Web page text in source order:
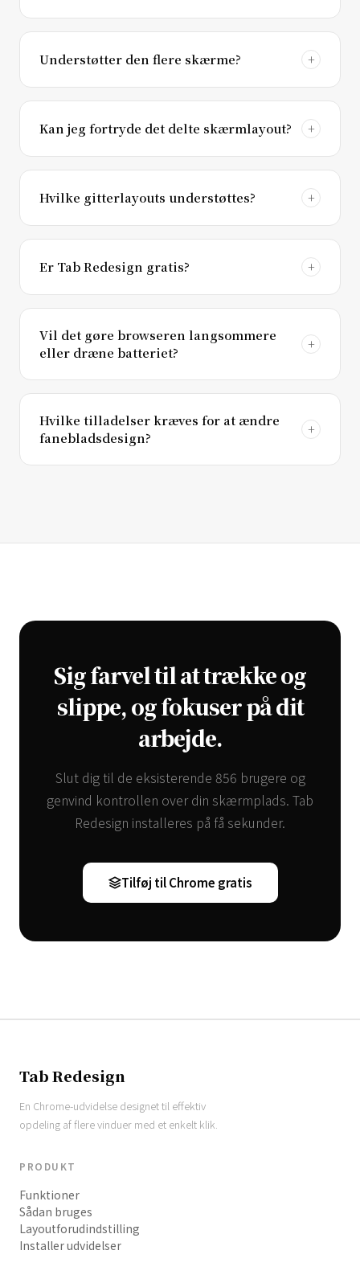
Understøtter den flere skærme?
Kan jeg fortryde det delte skærmlayout?
Hvilke gitterlayouts understøttes?
Er Tab Redesign gratis?
Vil det gøre browseren langsommere
eller dræne batteriet?
Hvilke tilladelser kræves for at ændre
fanebladsdesign?
Sig farvel til at trække og
slippe, og fokuser på dit
arbejde.
Slut dig til de eksisterende 856 brugere og
genvind kontrollen over din skærmplads. Tab
Redesign installeres på få sekunder.
Tilføj til Chrome gratis
Tab Redesign
En Chrome-udvidelse designet til effektiv
opdeling af flere vinduer med et enkelt klik.
PRODUKT
Funktioner
Sådan bruges
Layoutforudindstilling
Installer udvidelser